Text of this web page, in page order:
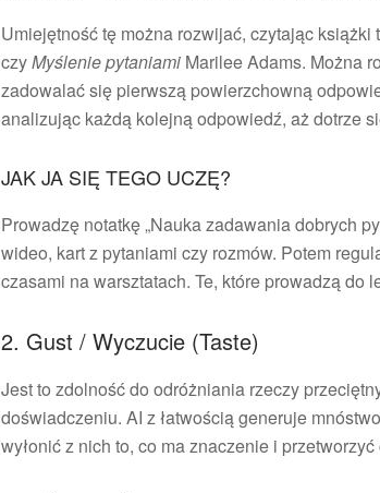
Umiejętność tę można rozwijać, czytając książki
czyMyślenie pytaniami Marilee Adams. Można
zadowalać się pierwszą powierzchowną
analizując każdą kolejną odpowiedź, aż dotrze
JAK JA SIĘ TEGO UCZĘ?
Prowadzę notatkę „Nauka zadawania dobrych
wideo, kart z pytaniami czy rozmów. Potem
czasami na warsztatach. Te, które prowadzą do
2. Gust / Wyczucie (Taste)
Jest to zdolność do odróżniania rzeczy
doświadczeniu. AI z łatwością generuje
wyłonić z nich to, co ma znaczenie i